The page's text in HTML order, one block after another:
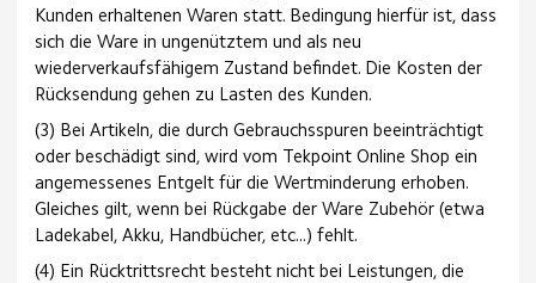
Kunden erhaltenen Waren statt. Bedingung hierfür ist, dass
sich die Ware in ungenütztem und als neu
wiederverkaufsfähigem Zustand befindet. Die Kosten der
Rücksendung gehen zu Lasten des Kunden.
(3) Bei Artikeln, die durch Gebrauchsspuren beeinträchtigt
oder beschädigt sind, wird vom Tekpoint Online Shop ein
angemessenes Entgelt für die Wertminderung erhoben.
Gleiches gilt, wenn bei Rückgabe der Ware Zubehör (etwa
Ladekabel, Akku, Handbücher, etc...) fehlt.
(4) Ein Rücktrittsrecht besteht nicht bei Leistungen, die